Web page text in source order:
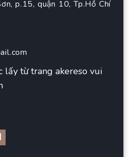
p.15, quận 10, Tp.Hồ Chí
lấy từ trang akereso vui